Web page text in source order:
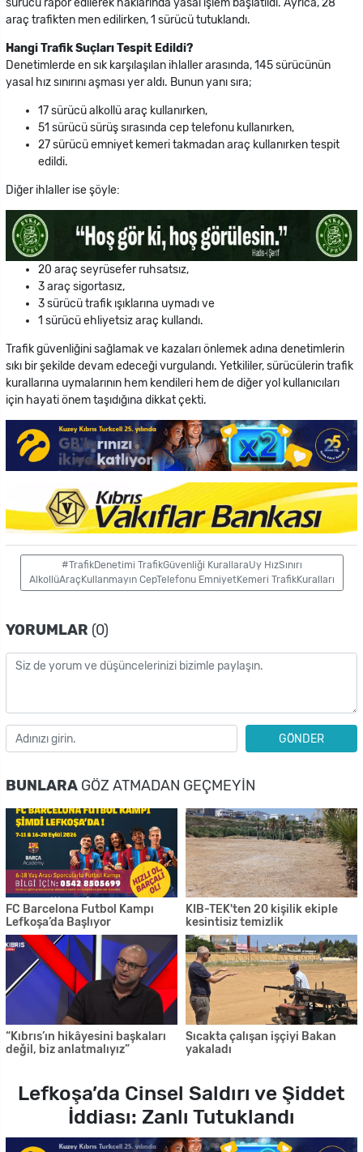
sürücü rapor edilerek haklarında yasal işlem başlatıldı. Ayrıca, 28
araç trafikten men edilirken, 1 sürücü tutuklandı.
Hangi Trafik Suçları Tespit Edildi?
Denetimlerde en sık karşılaşılan ihlaller arasında, 145 sürücünün
yasal hız sınırını aşması yer aldı. Bunun yanı sıra;
17 sürücü alkollü araç kullanırken,
51 sürücü sürüş sırasında cep telefonu kullanırken,
27 sürücü emniyet kemeri takmadan araç kullanırken tespit
edildi.
Diğer ihlaller ise şöyle:
20 araç seyrüsefer ruhsatsız,
3 araç sigortasız,
3 sürücü trafik ışıklarına uymadı ve
1 sürücü ehliyetsiz araç kullandı.
Trafik güvenliğini sağlamak ve kazaları önlemek adına denetimlerin
sıkı bir şekilde devam edeceği vurgulandı. Yetkililer, sürücülerin trafik
kurallarına uymalarının hem kendileri hem de diğer yol kullanıcıları
için hayati önem taşıdığına dikkat çekti.
#TrafikDenetimi TrafikGüvenliği KurallaraUy HızSınırı
AlkollüAraçKullanmayın CepTelefonu EmniyetKemeri TrafikKuralları
YORUMLAR (0)
GÖNDER
BUNLARA GÖZ ATMADAN GEÇMEYIN
FC Barcelona Futbol Kampı
Lefkoşa’da Başlıyor
KIB-TEK'ten 20 kişilik ekiple
kesintisiz temizlik
“Kıbrıs’ın hikâyesini başkaları
değil, biz anlatmalıyız”
Sıcakta çalışan işçiyi Bakan
yakaladı
Lefkoşa’da Cinsel Saldırı ve Şiddet
İddiası: Zanlı Tutuklandı